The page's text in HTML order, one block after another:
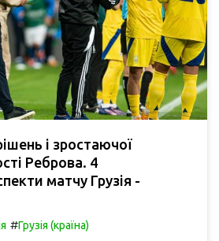
і зростаючої
Реброва. 4
матчу Грузія -
#Грузія (країна)